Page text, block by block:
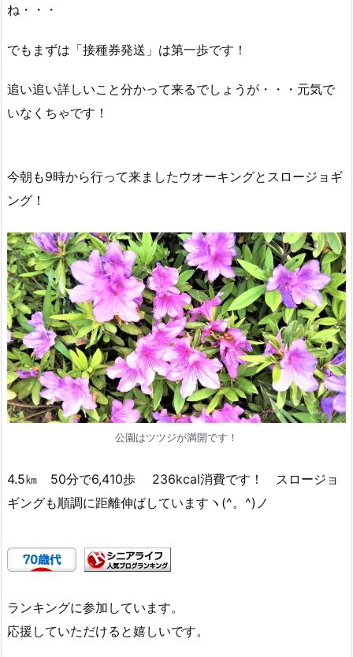
ね・・・
でもまずは「接種券発送」は第一歩です！
追い追い詳しいこと分かって来るでしょうが・・・元気で
いなくちゃです！
今朝も9時から行って来ましたウオーキングとスロージョギ
ング！
公園はツツジが満開です！
4.5㎞ 50分で6,410歩 236kcal消費です！ スロージョ
ギングも順調に距離伸ばしていますヽ(^。^)ノ
ランキングに参加しています。
応援していただけると嬉しいです。